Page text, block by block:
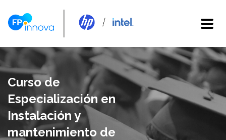
Curso de
Especialización en
Instalación y
mantenimiento de